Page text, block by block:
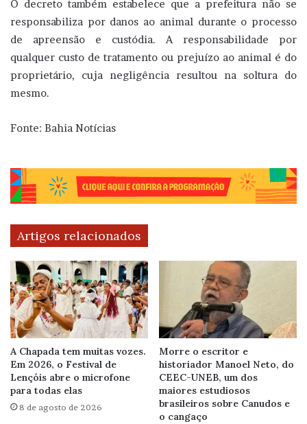
O decreto também estabelece que a prefeitura não se
responsabiliza por danos ao animal durante o processo
de apreensão e custódia. A responsabilidade por
qualquer custo de tratamento ou prejuízo ao animal é do
proprietário, cuja negligência resultou na soltura do
mesmo.
Fonte: Bahia Notícias
Artigos relacionados
A Chapada tem muitas vozes.
Em 2026, o Festival de
Lençóis abre o microfone
para todas elas
8 de agosto de 2026
Morre o escritor e
historiador Manoel Neto, do
CEEC-UNEB, um dos
maiores estudiosos
brasileiros sobre Canudos e
o cangaço